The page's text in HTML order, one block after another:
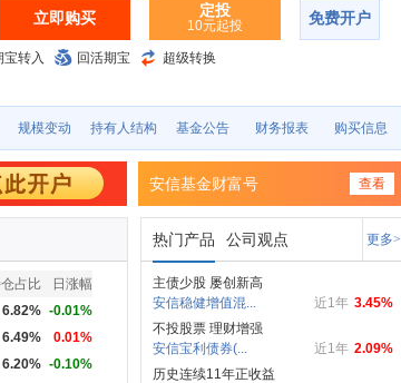
立即购买 定投
10元起投 免费开户
宝转入 回活期宝 超级转换
规模变动 持有人结构 基金公告 财务报表 购买信息
安信基金财富号 查看
占比
日涨幅
6.82% -0.01%
6.49%
0.01%
6.20% -0.10%
热门产品 公司观点 更多>
主债少股 屡创新高
3.45%
近1年
安信稳健增值混...
不投股票 理财增强
2.09%
近1年
安信宝利债券(...
历史连续11年正收益